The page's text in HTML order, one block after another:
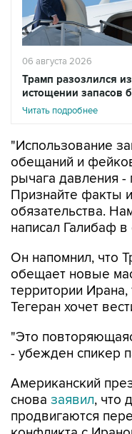
06 августа 2026
Трамп разозлился
истощении запасов
Читать подробнее
"Использование
обещаний и
рычага давления -
Признайте факты
обязательства.
написал Галибаф в
Он напомнил, что
обещает новые
территории Ирана,
Тегеран хочет
"Это
- убежден спикер
Американский
снова заявил, что
продвигаются